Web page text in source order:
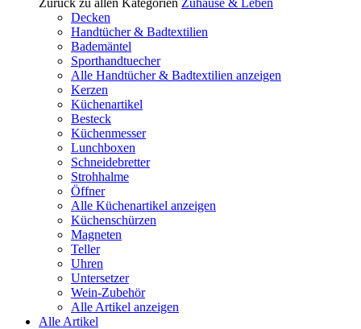
Zurück zu allen Kategorien Zuhause & Leben
Decken
Handtücher & Badtextilien
Bademäntel
Sporthandtuecher
Alle Handtücher & Badtextilien anzeigen
Kerzen
Küchenartikel
Besteck
Küchenmesser
Lunchboxen
Schneidebretter
Strohhalme
Öffner
Alle Küchenartikel anzeigen
Küchenschürzen
Magneten
Teller
Uhren
Untersetzer
Wein-Zubehör
Alle Artikel anzeigen
Alle Artikel